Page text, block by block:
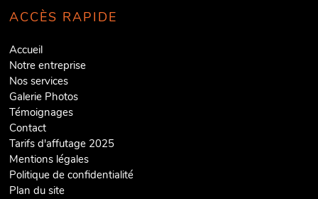
ACCÈS RAPIDE
Accueil
Notre entreprise
Nos services
Galerie Photos
Témoignages
Contact
Tarifs d'affutage 2025
Mentions légales
Politique de confidentialité
Plan du site